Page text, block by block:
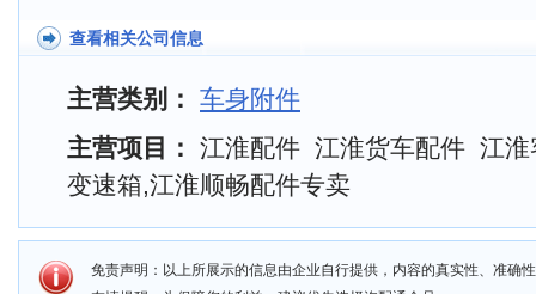
查看相关公司信息
主营类别：
车身附件
主营项目：
江淮配件 江淮货车配件 江
变速箱,江淮顺畅配件专卖
免责声明：以上所展示的信息由企业自行提供，内容的真实性、准确